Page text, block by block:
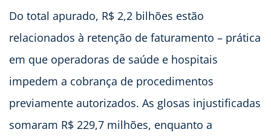
Do total apurado, R$ 2,2 bilhões estão
relacionados à retenção de faturamento – prática
em que operadoras de saúde e hospitais
impedem a cobrança de procedimentos
previamente autorizados. As glosas injustificadas
somaram R$ 229,7 milhões, enquanto a